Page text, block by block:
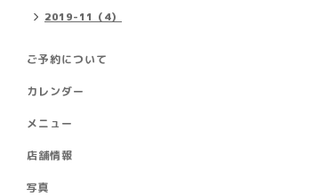
2019-11（4）
ご予約について
カレンダー
メニュー
店舗情報
写真